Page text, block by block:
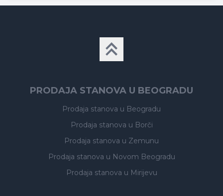
PRODAJA STANOVA U BEOGRADU
Prodaja stanova u Beogradu
Prodaja stanova u Borči
Prodaja stanova u Zemunu
Prodaja stanova u Novom Beogradu
Prodaja stanova u Mirijevu